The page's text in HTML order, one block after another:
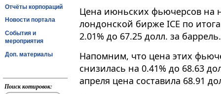
Отчёты корпораций
Новости портала
События и
мероприятия
Доп. материалы
Поиск котировок:
Цена июньских фьючерсов на
лондонской бирже IСE по
2.01% до 67.25 долл. за баррель.
Напомним, что цена этих
снизилась на 0.41% до 68.63
апреля цена составила 68.91